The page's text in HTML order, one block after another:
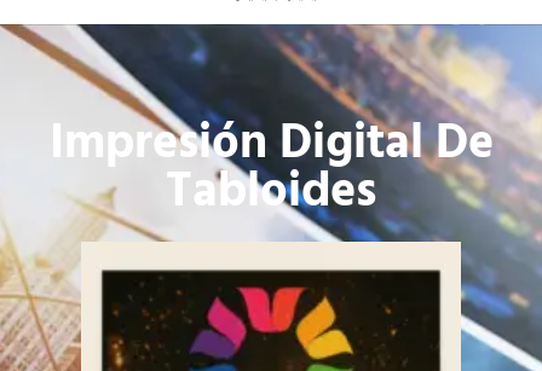
Impresión Digital De
Tabloides